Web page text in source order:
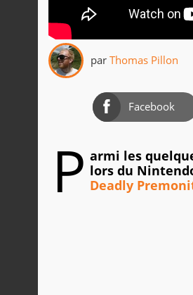
par Thomas Pillon
Facebook
P armi les
lors du
Deadly